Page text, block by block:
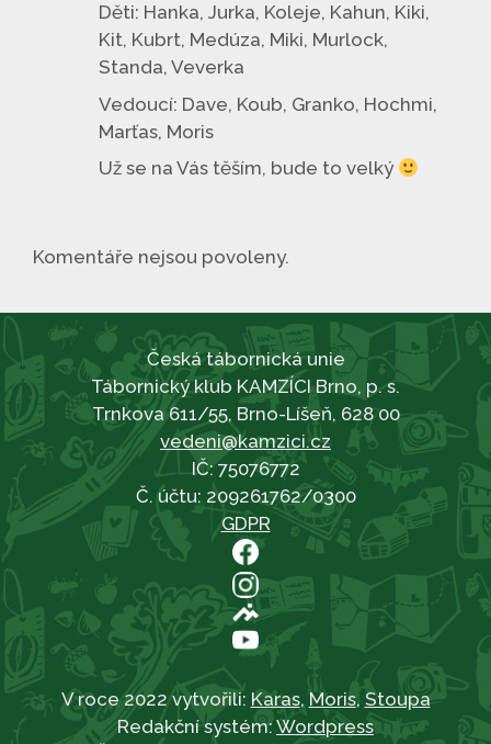
Děti: Hanka, Jurka, Koleje, Kahun, Kiki,
Kit, Kubrt, Medúza, Miki, Murlock,
Standa, Veverka
Vedoucí: Dave, Koub, Granko, Hochmi,
Marťas, Moris
Už se na Vás těším, bude to velký
Komentáře nejsou povoleny.
Česká tábornická unie
Tábornický klub KAMZÍCI Brno, p. s.
Trnkova 611/55, Brno-Líšeň, 628 00
vedeni@kamzici.cz
IČ: 75076772
Č. účtu: 209261762/0300
GDPR
V roce 2022 vytvořili: Karas,Moris, Stoupa
Redakční systém:Wordpress